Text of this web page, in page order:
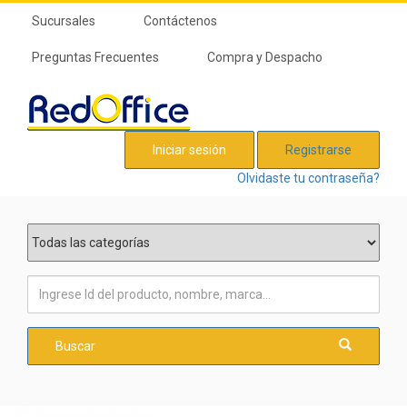
Sucursales Contáctenos
Preguntas Frecuentes Compra y Despacho
Iniciar sesión
Registrarse
Olvidaste tu contraseña?
Buscar